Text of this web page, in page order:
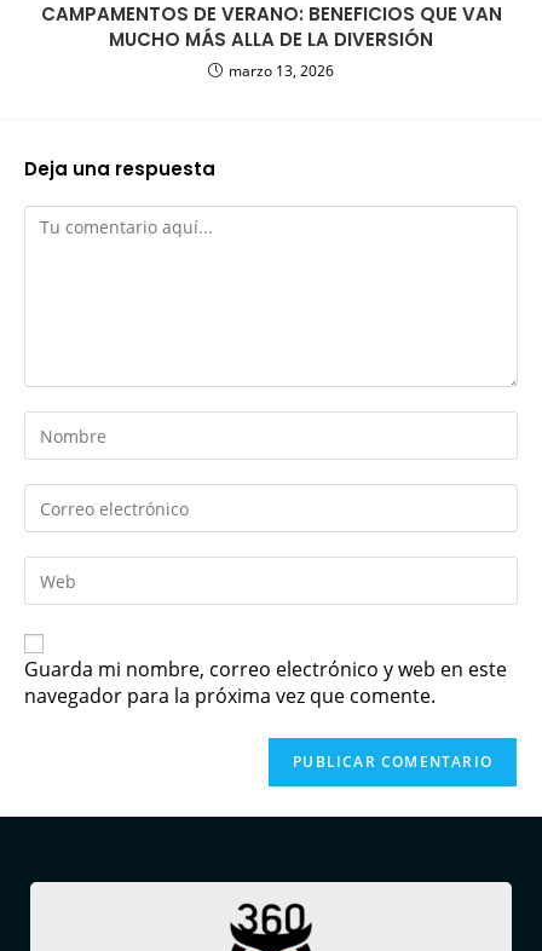
CAMPAMENTOS DE VERANO: BENEFICIOS QUE VAN
MUCHO MÁS ALLA DE LA DIVERSIÓN
marzo 13, 2026
Deja una respuesta
Guarda mi nombre, correo electrónico y web en este
navegador para la próxima vez que comente.